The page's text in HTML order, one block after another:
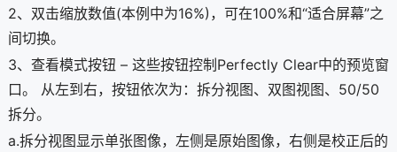
2、双击缩放数值(本例中为16%)，可在100%和“适合屏幕”之
间切换。
3、查看模式按钮 – 这些按钮控制Perfectly Clear中的预览窗
口。 从左到右，按钮依次为：拆分视图、双图视图、50/50
拆分。
a.拆分视图显示单张图像，左侧是原始图像，右侧是校正后的